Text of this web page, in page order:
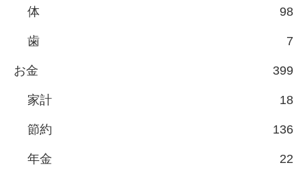
体 98
歯 7
お金 399
家計 18
節約 136
年金 22